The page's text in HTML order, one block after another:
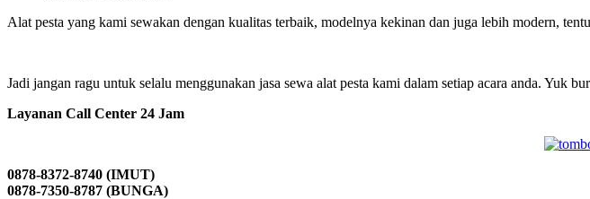
Alat pesta yang kami sewakan dengan kualitas terbaik, modelnya kekinan dan juga lebih modern,
Jadi jangan ragu untuk selalu menggunakan jasa sewa alat pesta kami dalam setiap acara anda. Yuk
Layanan Call Center 24 Jam
0878-8372-8740 (IMUT)
0878-7350-8787 (BUNGA)